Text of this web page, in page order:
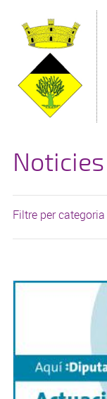
Noticies
Filtre per categoria